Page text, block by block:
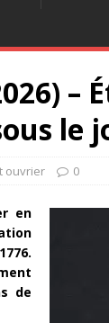
–
le
ouvrier 0
en
de